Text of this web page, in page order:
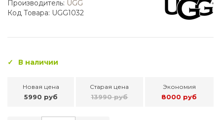
Производитель: UGG
Код Товара: UGG1032
В наличии
Новая цена
5990 руб
Старая цена
13990 руб
Экономия
8000 руб